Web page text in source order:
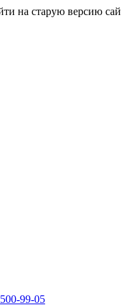
на старую версию
99-05